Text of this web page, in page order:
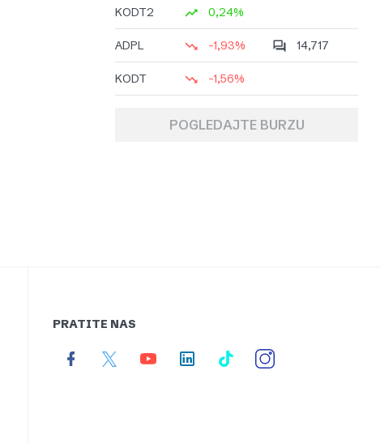
KODT2 0,24%
ADPL -1,93% 14,717
KODT -1,56%
POGLEDAJTE BURZU
PRATITE NAS